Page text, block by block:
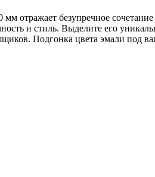
отражает безупречное сочетание
и стиль. Выделите его
Подгонка цвета эмали под